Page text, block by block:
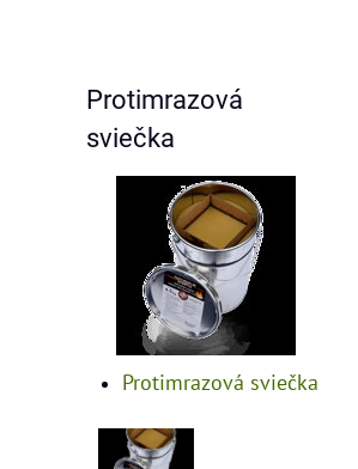
Protimrazová
sviečka
Protimrazová sviečka